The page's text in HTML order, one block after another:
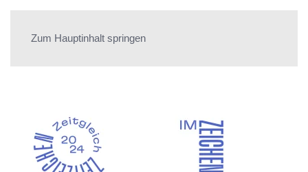
Zum Hauptinhalt springen
ULRIKE VON QUAST